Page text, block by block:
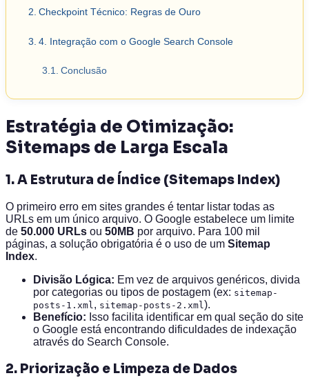
Checkpoint Técnico: Regras de Ouro
4. Integração com o Google Search Console
Conclusão
Estratégia de Otimização:
Sitemaps de Larga Escala
1. A Estrutura de Índice (Sitemaps Index)
O primeiro erro em sites grandes é tentar listar todas as
URLs em um único arquivo. O Google estabelece um limite
de 50.000 URLs ou 50MB por arquivo. Para 100 mil
páginas, a solução obrigatória é o uso de um Sitemap
Index.
Divisão Lógica: Em vez de arquivos genéricos, divida
por categorias ou tipos de postagem (ex: sitemap-
posts-1.xml , sitemap-posts-2.xml ).
Benefício: Isso facilita identificar em qual seção do site
o Google está encontrando dificuldades de indexação
através do Search Console.
2. Priorização e Limpeza de Dados